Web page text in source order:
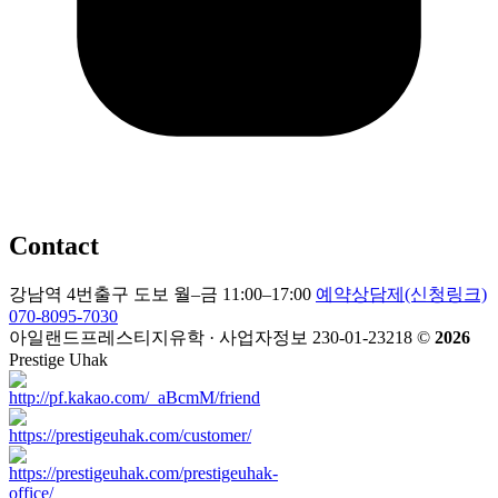
Contact
강남역 4번출구 도보 월–금 11:00–17:00 예약상담제(신청링크)
070-8095-7030
아일랜드프레스티지유학 · 사업자정보 230-01-23218 © 2026
Prestige Uhak